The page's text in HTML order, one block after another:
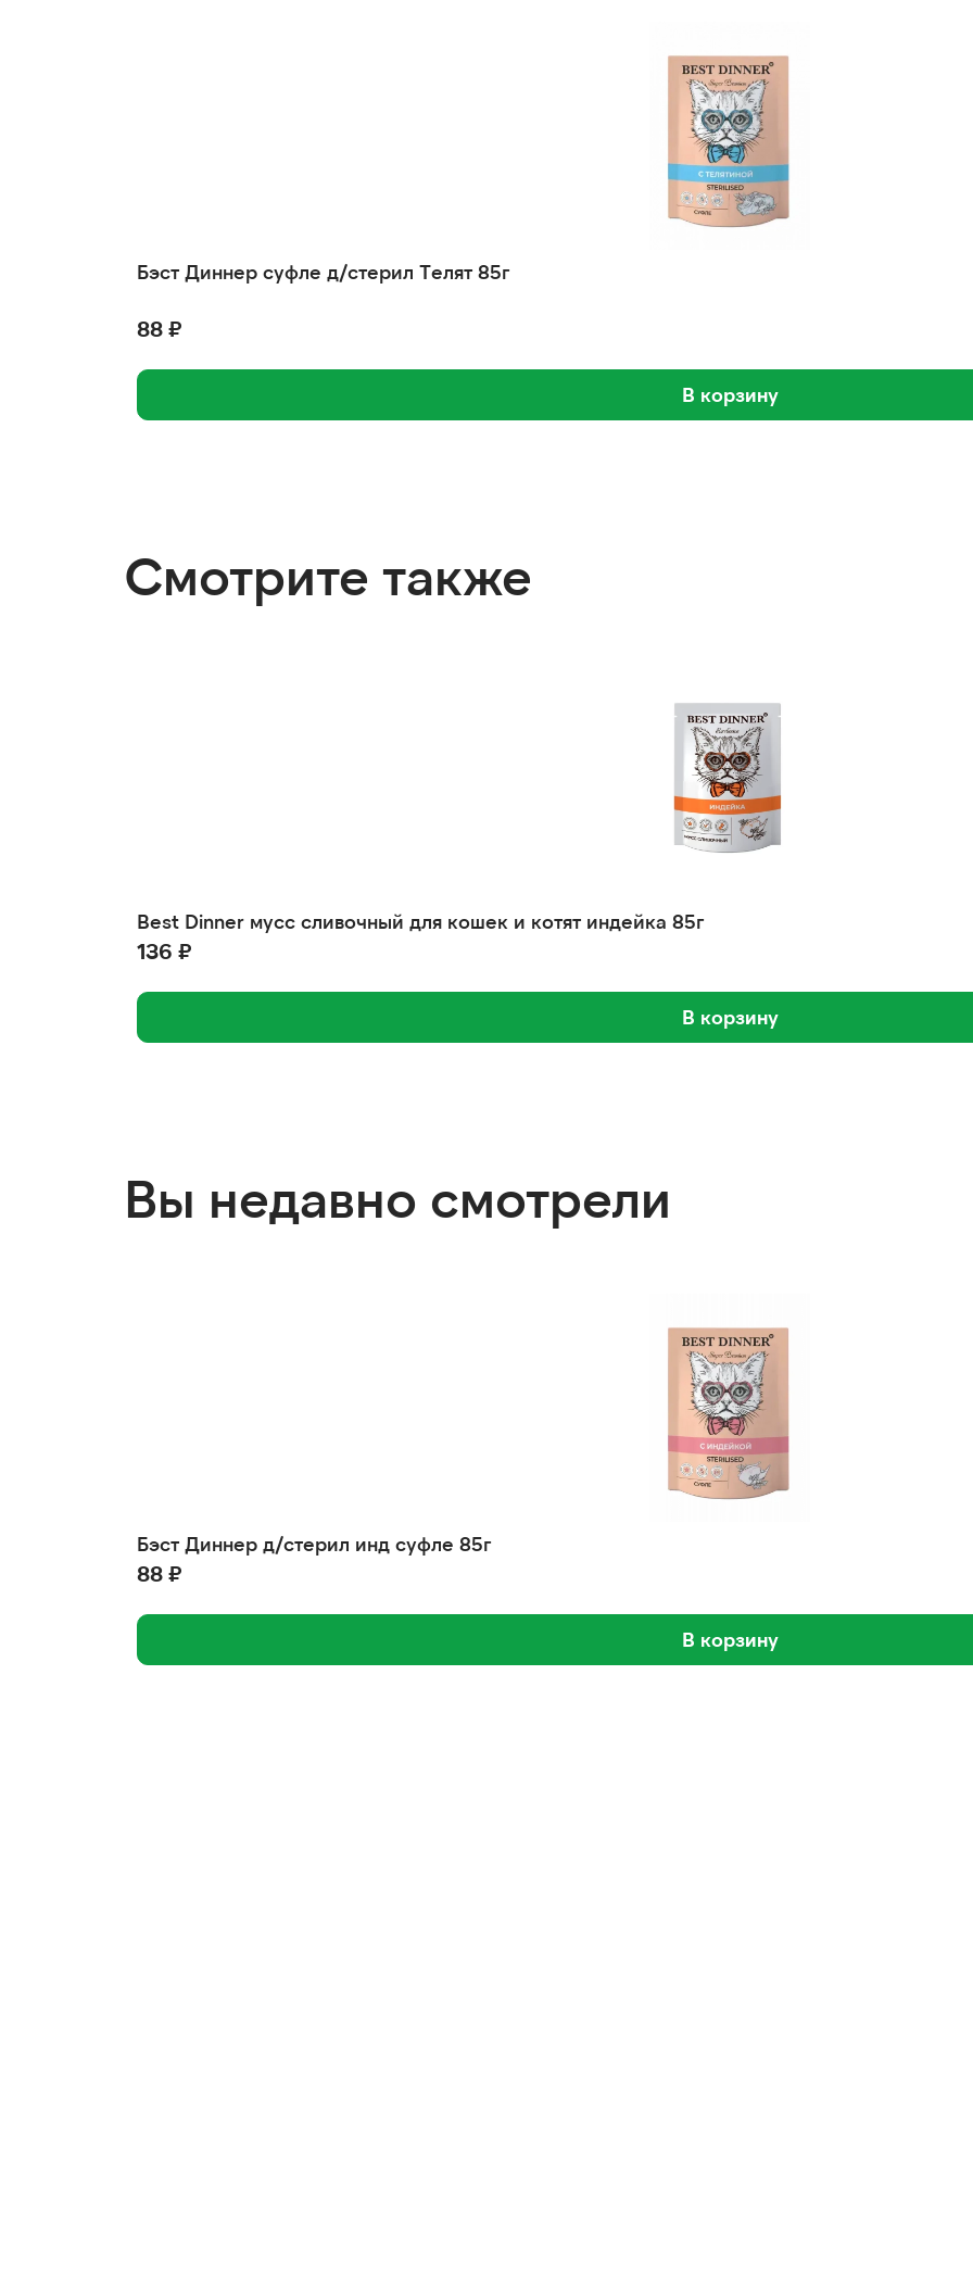
Бэст Диннер суфле д/стерил Телят 85г
88 ₽
В корзину
Смотрите также
Best Dinner мусс сливочный для кошек и котят индейка 85г
136 ₽
В корзину
Вы недавно смотрели
Бэст Диннер д/стерил инд суфле 85г
88 ₽
В корзину